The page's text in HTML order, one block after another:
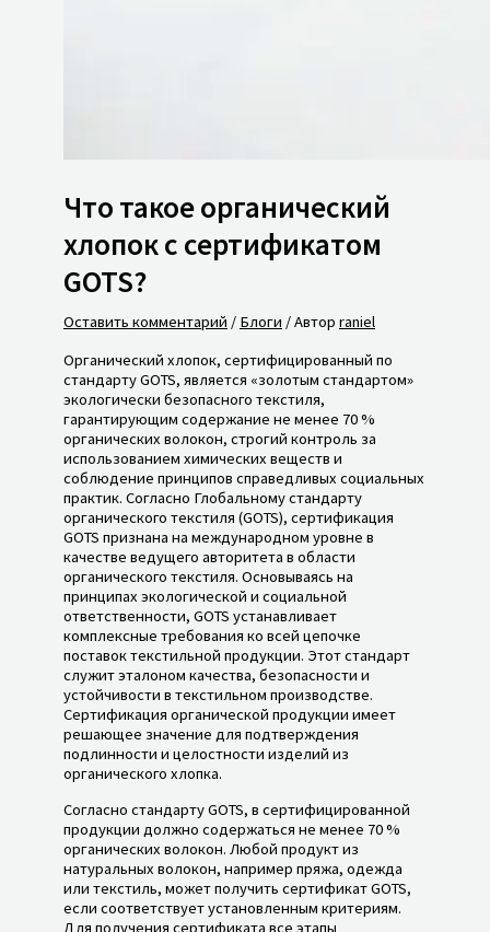
Что такое органический
хлопок с сертификатом
GOTS?
Оставить комментарий / Блоги / Автор raniel
Органический хлопок, сертифицированный по
стандарту GOTS, является «золотым стандартом»
экологически безопасного текстиля,
гарантирующим содержание не менее 70 %
органических волокон, строгий контроль за
использованием химических веществ и
соблюдение принципов справедливых социальных
практик. Согласно Глобальному стандарту
органического текстиля (GOTS), сертификация
GOTS признана на международном уровне в
качестве ведущего авторитета в области
органического текстиля. Основываясь на
принципах экологической и социальной
ответственности, GOTS устанавливает
комплексные требования ко всей цепочке
поставок текстильной продукции. Этот стандарт
служит эталоном качества, безопасности и
устойчивости в текстильном производстве.
Сертификация органической продукции имеет
решающее значение для подтверждения
подлинности и целостности изделий из
органического хлопка.
Согласно стандарту GOTS, в сертифицированной
продукции должно содержаться не менее 70 %
органических волокон. Любой продукт из
натуральных волокон, например пряжа, одежда
или текстиль, может получить сертификат GOTS,
если соответствует установленным критериям.
Для получения сертификата все этапы